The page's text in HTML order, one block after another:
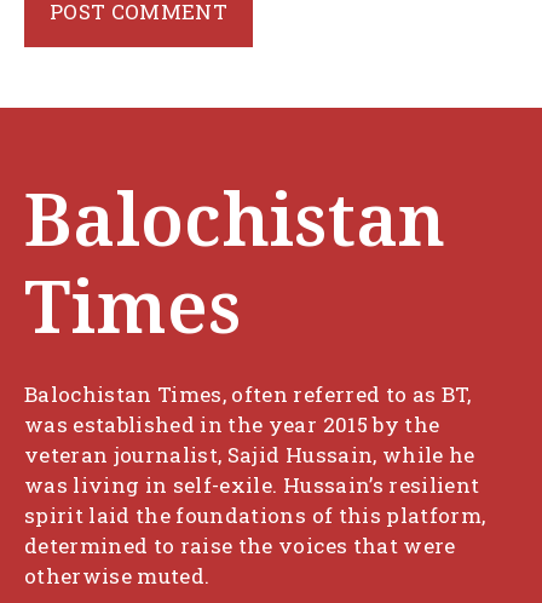
Balochistan
Times
Balochistan Times, often referred to as BT,
was established in the year 2015 by the
veteran journalist, Sajid Hussain, while he
was living in self-exile. Hussain’s resilient
spirit laid the foundations of this platform,
determined to raise the voices that were
otherwise muted.